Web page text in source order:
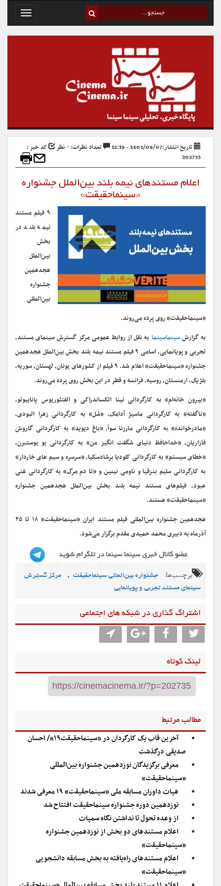
Toggle
تاریخ انتشار:1403/09/07 - 12:19 تعداد نظرات: ۰ نظر
کد خبر :
202735
اعلام مستندهای نیمه بلند بین‌الملل جشنواره
«سینماحقیقت»
۹ فیلم مستند
نیمه بلند در
بخش
بین‌الملل
هجدهمین
جشنواره
بین‌المللی
«سینماحقیقت» روی پرده می‌روند.
به گزارشسینماسینما به نقل از روابط عمومی مرکز گسترش سینمای مستند،
تجربی و پویانمایی، اسامی ۹ فیلم مستند نیمه بلند بخش بین‌الملل هجدهمین
جشنواره «سینماحقیقت» اعلام شد. ۹ فیلم از کشورهای یونان، لهستان، سوریه،
بلژیک، ارمنستان، روسیه، فرانسه و قطر در این بخش روی پرده می‌روند.
«بیرون خانه‌ام» به کارگردانی نینا الکساندراکی و الفتئوریوس پاناییوتو،
«ناگفته» به کارگردانی ماسیژ آدامک، «سُل» به کارگردانی زهرا البودی،
«مادرخوانده» به کارگردانی مارزنا سوآ، «باغ دیوید» به کارگردانی گاروش
قازاریان، «خداحافظ دنیای شگفت انگیز من» به کارگردانی یو یوستبرن،
«خطای سیستم» به کارگردانی کلودیا برشادسکیا، «سرسره و سیم های خاردار»
به کارگردانی سلیم بنزقیا و ناومی نینین و «تا دم مرگ» به کارگردانی غنی
عبود، فیلم‌های مستند نیمه بلند بخش بین‌الملل هجدهمین جشنواره
«سینماحقیقت» هستند.
هجدهمین جشنواره بین‌المللی فیلم مستند ایران «سینماحقیقت» ۱۸ تا ۲۵
آذرماه به دبیری محمد حمیدی مقدم برگزار می‌شود.
برچسب‌ها: جشنواره بین‌المللی سینماحقیقت ,
مرکز گسترش
سینمای مستند تجربی و پویانمایی
اشتراگ گذاری در شبکه های اجتماعی
لینک کوتاه
مطالب مرتبط
آخرین قاب یک کارگردان در «سینماحقیقت۱۹»/ احسان
صدیقی درگذشت
معرفی برگزیدگان نوزدهمین جشنواره بین‌المللی
«سینماحقیقت»
هیات داوران مسابقه ملی «سینماحقیقت» ۱۹ معرفی شدند
نوزدهمین دوره جشنواره سینماحقیقت افتتاح شد
از وعده تحول تا نداشتن نگاه سمپات
اعلام مستندهای دو بخش از نوزدهمین جشنواره
«سینماحقیقت»
اعلام مستندهای راه‌یافته به بخش مسابقه دانشجویی
«سینماحقیقت»